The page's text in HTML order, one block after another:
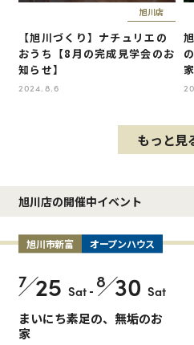
旭川店
【旭川づくり】ナチュリエの
おうち【8月の完成見学会のお
知らせ】
2024.8.6
もっと見
旭川店の開催中イベント
旭川市新富 オープンハウス
7 25 Sat- 8 30 Sat
まいにち素足の、無垢のお
家